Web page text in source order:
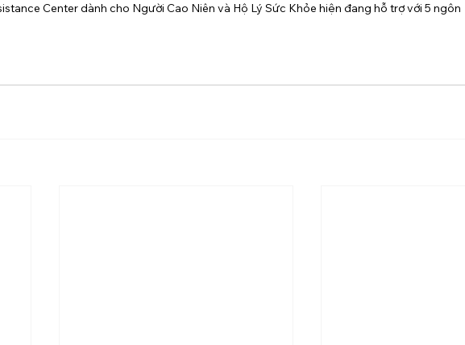
Center dành cho Người Cao Niên và Hộ Lý Sức Khỏe hiện đang hỗ trợ với 5 ngôn